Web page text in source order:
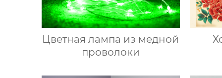
Цветная лампа из медной
проволоки